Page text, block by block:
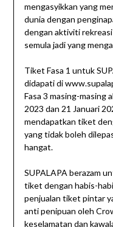
mengasyikkan yang
dunia dengan
dengan aktiviti
semula jadi yang
Tiket Fasa 1 untuk
didapati di
Fasa 3 masing-masing
2023 dan 21 Januari
mendapatkan tiket
yang tidak boleh
hangat.
SUPALAPA berazam
tiket dengan habis-
penjualan tiket pintar
anti penipuan oleh
keselamatan dan